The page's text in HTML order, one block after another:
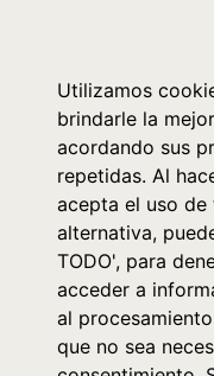
Utilizamos
brindarle la
acordando sus
repetidas. Al
acepta el uso
alternativa,
TODO', para
acceder a
al
que no sea